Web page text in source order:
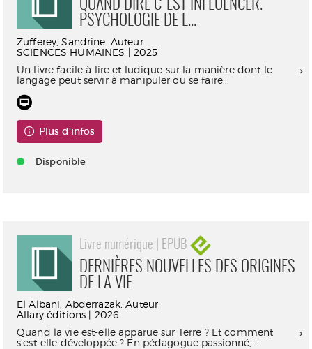
QUAND DIRE C'EST INFLUENCER.
PSYCHOLOGIE DE L...
Zufferey, Sandrine. Auteur
SCIENCES HUMAINES | 2025
Un livre facile à lire et ludique sur la manière dont le
langage peut servir à manipuler ou se faire...
Plus d'infos
Disponible
Livre numérique | EPUB
DERNIÈRES NOUVELLES DES ORIGINES
DE LA VIE
El Albani, Abderrazak. Auteur
Allary éditions | 2026
Quand la vie est-elle apparue sur Terre ? Et comment
s'est-elle développée ? En pédagogue passionné,...